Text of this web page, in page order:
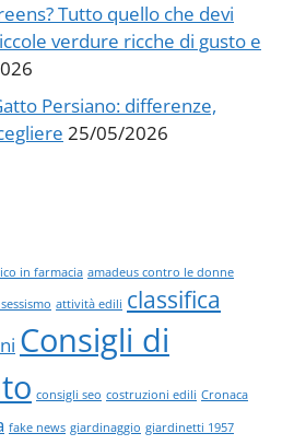
Tutto quello che devi
verdure ricche di gusto e
Persiano: differenze,
25/05/2026
in farmacia amadeus contro le donne
attività edili classifica
Consigli di
consigli seo costruzioni edili Cronaca
fake news giardinaggio giardinetti 1957